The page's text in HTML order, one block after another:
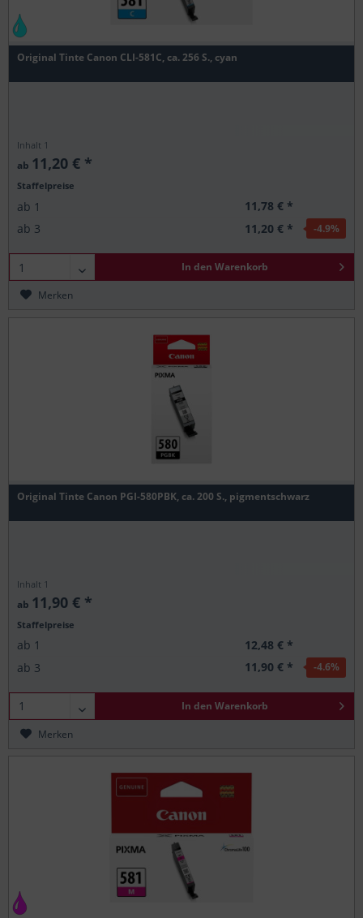
Original Tinte Canon CLI-581C, ca. 256 S., cyan
Inhalt 1
ab 11,20 € *
Staffelpreise
ab 1
11,78 € *
ab 3 11,20 € * -4.9%
In den Warenkorb
Merken
Original Tinte Canon PGI-580PBK, ca. 200 S., pigmentschwarz
Inhalt 1
ab 11,90 € *
Staffelpreise
ab 1
12,48 € *
ab 3 11,90 € * -4.6%
In den Warenkorb
Merken